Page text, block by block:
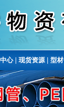
心| 现货资源| 型